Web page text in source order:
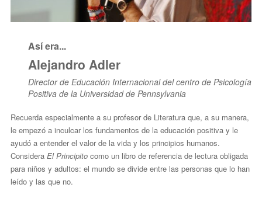
Así era...
Alejandro Adler
Director de Educación Internacional del centro de Psicología
Positiva de la Universidad de Pennsylvania
Recuerda especialmente a su profesor de Literatura que, a su manera,
le empezó a inculcar los fundamentos de la educación positiva y le
ayudó a entender el valor de la vida y los principios humanos.
Considera El Principito como un libro de referencia de lectura obligada
para niños y adultos: el mundo se divide entre las personas que lo han
leído y las que no.